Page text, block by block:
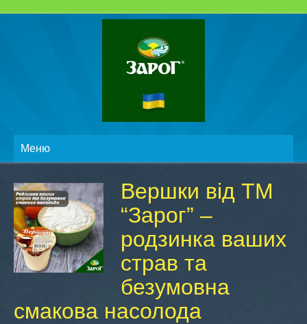
Меню
Вершки від ТМ
“Зарог” –
родзинка ваших
страв та
безумовна
смакова насолода